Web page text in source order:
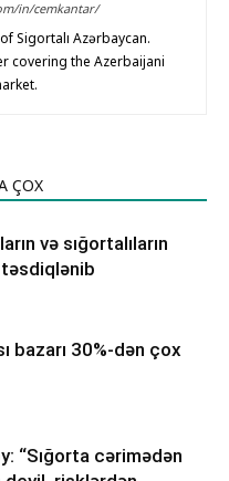
in/cemkantar/
Sigortalı Azərbaycan.
covering the Azerbaijani
ÇOX
və sığortalıların
bazarı 30%-dən çox
“Sığorta cərimədən